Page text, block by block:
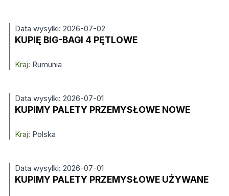
Data wysylki: 2026-07-02
KUPIĘ BIG-BAGI 4 PĘTLOWE
Kraj: Rumunia
Data wysylki: 2026-07-01
KUPIMY PALETY PRZEMYSŁOWE NOWE
Kraj: Polska
Data wysylki: 2026-07-01
KUPIMY PALETY PRZEMYSŁOWE UŻYWANE